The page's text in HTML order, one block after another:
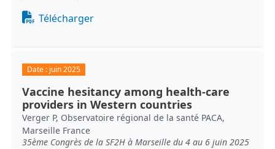
Document
Télécharger
Date : juin 2025
Vaccine hesitancy among health-care
providers in Western countries
Verger P, Observatoire régional de la santé PACA,
Marseille France
35ème Congrès de la SF2H à Marseille du 4 au 6 juin 2025